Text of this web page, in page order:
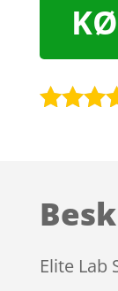
på
Elite Lab